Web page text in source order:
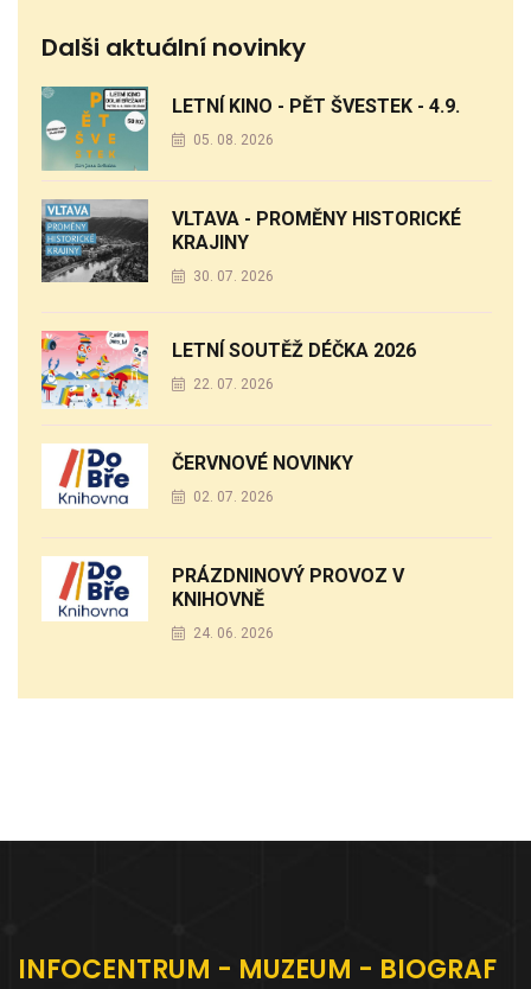
Dalši aktuální novinky
LETNÍ KINO - PĚT ŠVESTEK - 4.9.
05. 08. 2026
VLTAVA - PROMĚNY HISTORICKÉ
KRAJINY
30. 07. 2026
LETNÍ SOUTĚŽ DÉČKA 2026
22. 07. 2026
ČERVNOVÉ NOVINKY
02. 07. 2026
PRÁZDNINOVÝ PROVOZ V
KNIHOVNĚ
24. 06. 2026
INFOCENTRUM - MUZEUM - BIOGRAF